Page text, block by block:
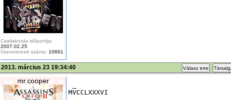
Csatlakozás időpontja:
2007.02.25
Üzeneteinek száma: 10661
2013. március 23 19:34:40 Válasz erre
mr.cooper
MVCCLXXXVI